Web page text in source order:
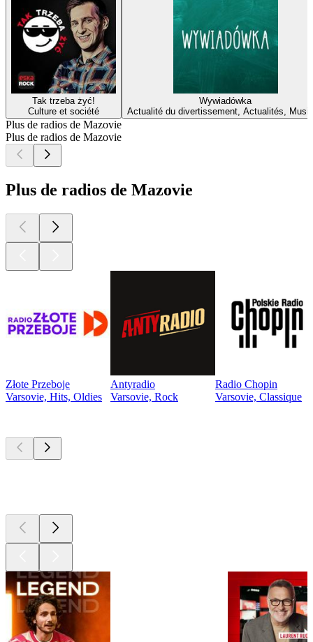
Tak trzeba żyć!
Culture et société
Wywiadówka
Actualité du divertissement, Actualités,
Plus de radios de Mazovie
Plus de radios de Mazovie
Plus de radios de Mazovie
Złote Przeboje
Varsovie, Hits, Oldies
Antyradio
Varsovie, Rock
Radio Chopin
Varsovie, Classique